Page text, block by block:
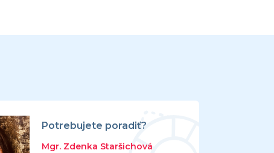
Potrebujete poradiť?
Mgr. Zdenka Staršichová